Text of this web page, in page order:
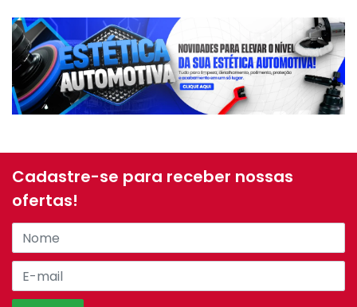
Cadastre-se para receber nossas
ofertas!